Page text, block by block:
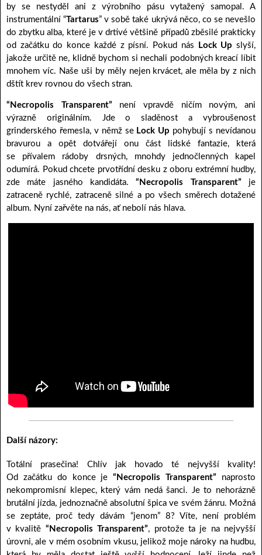
by se nestyděl ani z výrobního pásu vytažený samopal. A
instrumentální “Tartarus” v sobě také ukrývá něco, co se nevešlo
do zbytku alba, které je v drtivé většině případů zběsilé prakticky
od začátku do konce každé z písní. Pokud nás
Lock Up slyší,
jakože určitě ne, klidně bychom si nechali podobných kreací líbit
mnohem víc. Naše uši by měly nejen krvácet, ale měla by z nich
dštít krev rovnou do všech stran.
“Necropolis Transparent”není vpravdě ničím novým, ani
výrazně originálním. Jde o sladěnost a vybroušenost
grinderského řemesla, v němž se Lock Up pohybují s nevídanou
bravurou a opět dotvářejí onu část lidské fantazie, která
se přívalem rádoby drsných, mnohdy jednočlenných kapel
odumírá. Pokud chcete prvotřídní desku z oboru extrémní hudby,
zde máte jasného kandidáta.“Necropolis Transparent”je
zatraceně rychlé, zatraceně silné a po všech směrech dotažené
album. Nyní zařvěte na nás, ať nebolí nás hlava.
Další názory:
Totální prasečina! Chlív jak hovado té nejvyšší kvality!
Od začátku do konce je“Necropolis Transparent” naprosto
nekompromisní klepec, který vám nedá šanci. Je to nehorázně
brutální jízda, jednoznačně absolutní špica ve svém žánru. Možná
se zeptáte, proč tedy dávám “jenom” 8? Víte, není problém
v kvalitě “Necropolis Transparent”, protože ta je na nejvyšší
úrovni, ale v mém osobním vkusu, jelikož moje nároky na hudbu,